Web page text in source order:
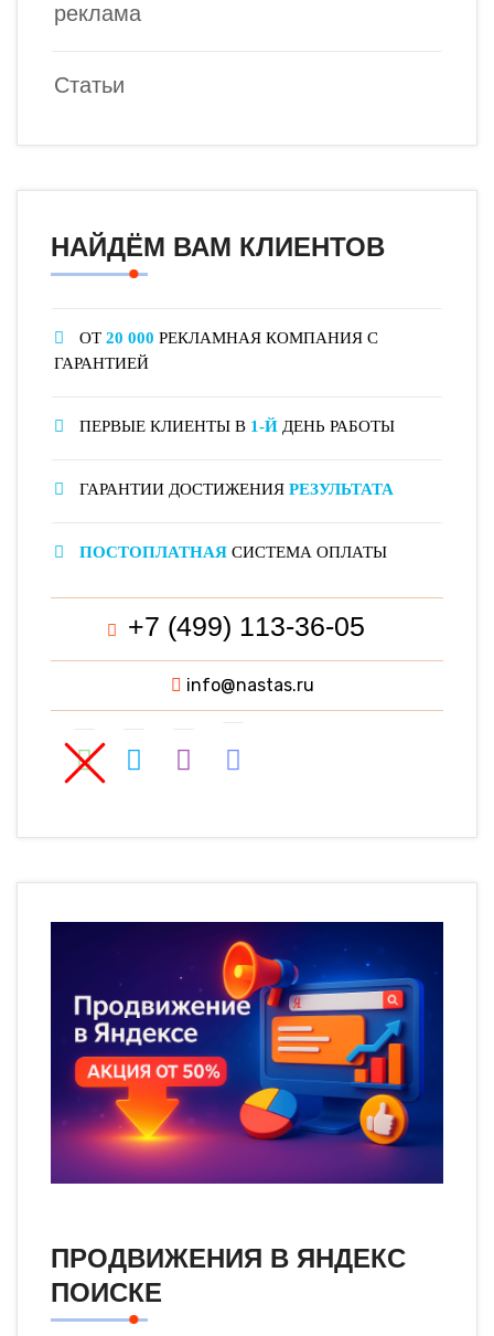
реклама
Статьи
НАЙДЁМ ВАМ КЛИЕНТОВ
ОТ 20 000 РЕКЛАМНАЯ КОМПАНИЯ С
ГАРАНТИЕЙ
ПЕРВЫЕ КЛИЕНТЫ В 1-Й ДЕНЬ РАБОТЫ
ГАРАНТИИ ДОСТИЖЕНИЯ РЕЗУЛЬТАТА
ПОСТОПЛАТНАЯ СИСТЕМА ОПЛАТЫ
+7 (499) 113-36-05
info@nastas.ru
ПРОДВИЖЕНИЯ В ЯНДЕКС
ПОИСКЕ